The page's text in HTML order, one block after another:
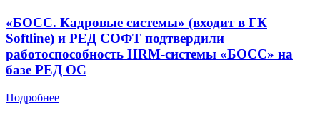
«БОСС. Кадровые системы» (входит в ГК
Softline) и РЕД СОФТ подтвердили
работоспособность HRM-системы «БОСС» на
базе РЕД ОС
Подробнее